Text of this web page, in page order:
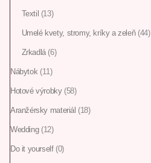
Textil (13)
Umelé kvety, stromy, kríky a zeleň (44)
Zrkadlá (6)
Nábytok (11)
Hotové výrobky (58)
Aranžérsky materiál (18)
Wedding (12)
Do it yourself (0)